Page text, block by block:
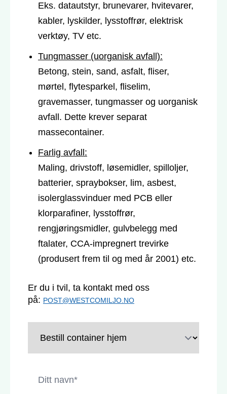
Eks. datautstyr, brunevarer, hvitevarer,
kabler, lyskilder, lysstoffrør, elektrisk
verktøy, TV etc.
Tungmasser (uorganisk avfall):
Betong, stein, sand, asfalt, fliser,
mørtel, flytesparkel, fliselim,
gravemasser, tungmasser og uorganisk
avfall. Dette krever separat
massecontainer.
Farlig avfall:
Maling, drivstoff, løsemidler, spilloljer,
batterier, spraybokser, lim, asbest,
isolerglassvinduer med PCB eller
klorparafiner, lysstoffrør,
rengjøringsmidler, gulvbelegg med
ftalater, CCA-impregnert trevirke
(produsert frem til og med år 2001) etc.
Er du i tvil, ta kontakt med oss
på: POST@WESTCOMILJO.NO